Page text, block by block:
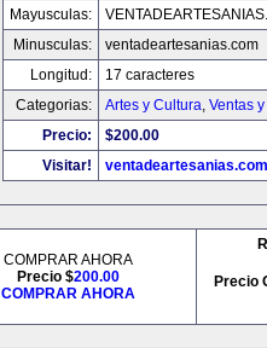
Mayusculas:
Minusculas:
ventadeartesanias.com
Longitud:
17 caracteres
Categorias:
Artes y Cultura, Ventas
Precio:
$200.00
Visitar!
ventadeartesanias.com
COMPRAR AHORA
Precio $200.00
COMPRAR AHORA
Precio